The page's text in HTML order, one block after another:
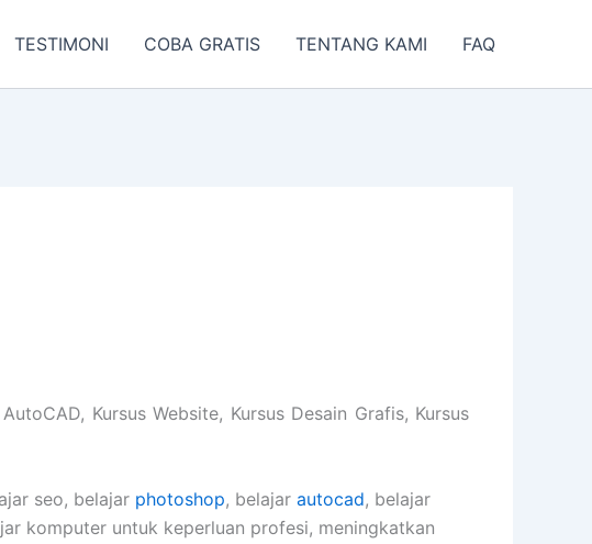
TESTIMONI COBA GRATIS TENTANG KAMI FAQ
Kursus Website, Kursus Desain Grafis, Kursus
seo, belajar photoshop, belajar autocad, belajar
komputer untuk keperluan profesi, meningkatkan